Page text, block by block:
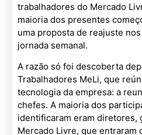
trabalhadores do Mercado
maioria dos presentes
uma proposta de reajuste
jornada semanal.
A razão só foi descoberta
Trabalhadores MeLi, que
tecnologia da empresa: a
chefes. A maioria dos
identificaram eram diretores,
Mercado Livre, que entraram